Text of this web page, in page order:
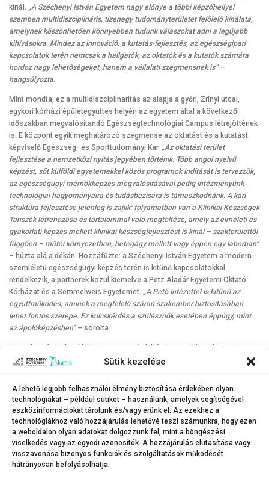
Sütik kezelése
A lehető legjobb felhasználói élmény biztosítása érdekében olyan
technológiákat – például sütiket – használunk, amelyek segítségével
eszközinformációkat tárolunk és/vagy érünk el. Az ezekhez a
technológiákhoz való hozzájárulás lehetővé teszi számunkra, hogy ezen
a weboldalon olyan adatokat dolgozzunk fel, mint a böngészési
viselkedés vagy az egyedi azonosítók. A hozzájárulás elutasítása vagy
visszavonása bizonyos funkciók és szolgáltatások működését
hátrányosan befolyásolhatja.
kínál. „A Széchenyi István Egyetem nagy előnye a többi képzőhellyel
szemben multidiszciplináris, tizenegy tudományterületet felölelő kínálata,
amelynek köszönhetően könnyebben tudunk válaszokat adni a legújabb
kihívásokra. Mindez az innováció, a kutatás-fejlesztés, az egészségipari
kapcsolatok terén nemcsak a hallgatók, az oktatók és a kutatók számára
hordoz nagy lehetőségeket, hanem a vállalati szegmensnek is” –
hangsúlyozta.
Mint mondta, ez a multidiszciplinaritás az alapja a győri, Zrínyi utcai,
egykori kórházi épületegyüttes helyén az egyetem által a következő
időszakban megvalósítandó Egészségtechnológiai Campus létrejöttének
is. E központ egyik meghatározó szegmense az oktatást és a kutatást
képviselő Egészség- és Sporttudományi Kar. „Az oktatási terület
fejlesztése a nemzetközi nyitás jegyében történik. Több angol nyelvű
képzést, sőt külföldi egyetemekkel közös programok indítását is tervezzük,
az egészségügyi mérnökképzés megvalósításával pedig intézményünk
technológiai hagyományaira és tudásbázisára is támaszkodnánk. A kari
struktúra fejlesztése jelenleg is zajlik: folyamatban van a Klinikai Készségek
Tanszék létrehozása és tartalommal való megtöltése, amely az elméleti és
gyakorlati képzés mellett klinikai készségfejlesztést is kínál – szakterülettől
függően – műtői környezetben, betegágy mellett vagy éppen egy laborban”
– húzta alá a dékán. Hozzáfűzte: a Széchenyi István Egyetem a modern
szemléletű egészségügyi képzés terén is kitűnő kapcsolatokkal
rendelkezik, a partnerek közül kiemelve a Petz Aladár Egyetemi Oktató
Kórházat és a Semmelweis Egyetemet. „A Pető Intézettel is kitűnő az
együttműködés, aminek a megfelelő számú szakember biztosításában
lehet fontos szerepe. Ez kulcskérdés a szülésznők esetében éppúgy, mint
az ápolóképzésben”– sorolta.
Az Egészségtechnológiai Campus másik bázisa az Egészségügyi
Innovációs Kompetenciaközpont lesz, amely az egészségügy
illetve az egészségipari partnerekkel való együttműködések kiteljesedését
is eredményezheti. A harmadik, fontos elemét a minőségi egészségügyi
szolgáltatások jelentik, amelyek magas színvonalú ellátást biztosítanak
majd. A dékán szerint ez hosszabb távon akár a hazai medikusképzésben
is új lehetőségeket nyithat.